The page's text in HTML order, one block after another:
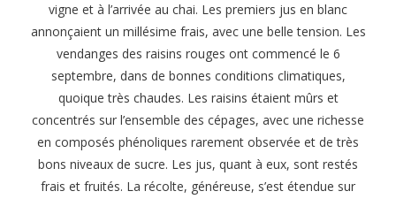
vigne et à l’arrivée au chai. Les premiers jus en blanc
annonçaient un millésime frais, avec une belle tension. Les
vendanges des raisins rouges ont commencé le 6
septembre, dans de bonnes conditions climatiques,
quoique très chaudes. Les raisins étaient mûrs et
concentrés sur l’ensemble des cépages, avec une richesse
en composés phénoliques rarement observée et de très
bons niveaux de sucre. Les jus, quant à eux, sont restés
frais et fruités. La récolte, généreuse, s’est étendue sur